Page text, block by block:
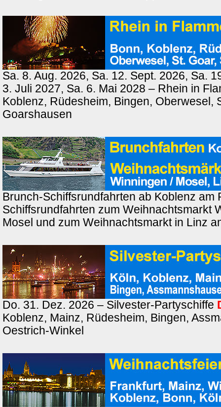
Sa. 8. Aug. 2026, Sa. 12. Sept. 2026, Sa.
3. Juli 2027, Sa. 6. Mai 2028 – Rhein in
Koblenz, Rüdesheim, Bingen, Oberwesel,
Goarshausen
Brunch-Schiffsrundfahrten ab Koblenz am
Schiffsrundfahrten zum Weihnachtsmarkt
Mosel und zum Weihnachtsmarkt in Linz
Do. 31. Dez. 2026 – Silvester-Partyschiffe
Koblenz, Mainz, Rüdesheim, Bingen,
Oestrich-Winkel